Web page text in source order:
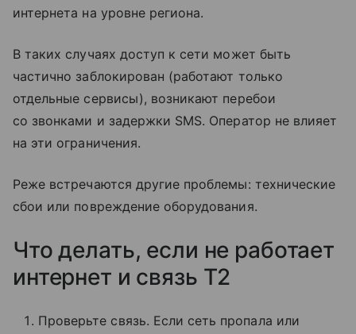
интернета на уровне региона.
В таких случаях доступ к сети может быть
частично заблокирован (работают только
отдельные сервисы), возникают перебои
со звонками и задержки SMS. Оператор не влияет
на эти ограничения.
Реже встречаются другие проблемы: технические
сбои или повреждение оборудования.
Что делать, если не работает
интернет и связь T2
Проверьте связь. Если сеть пропала или